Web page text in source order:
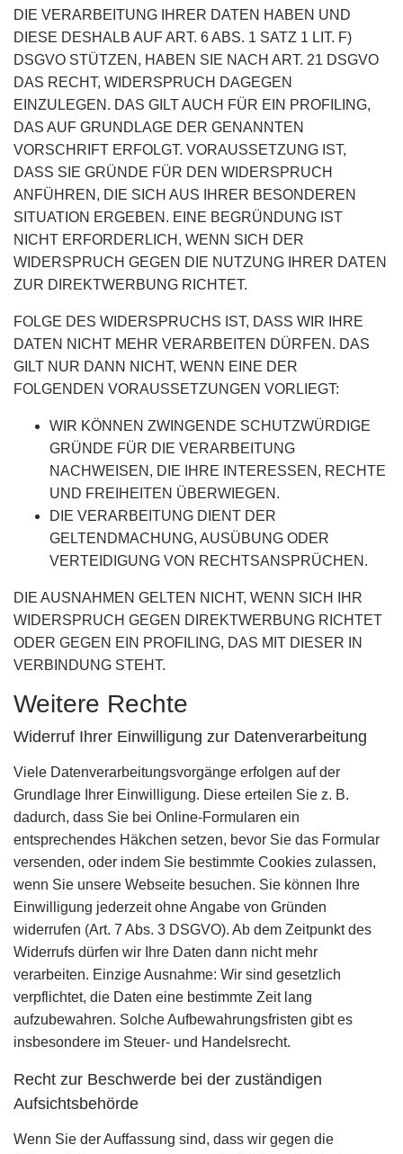
DIE VERARBEITUNG IHRER DATEN HABEN UND
DIESE DESHALB AUF ART. 6 ABS. 1 SATZ 1 LIT. F)
DSGVO STÜTZEN, HABEN SIE NACH ART. 21 DSGVO
DAS RECHT, WIDERSPRUCH DAGEGEN
EINZULEGEN. DAS GILT AUCH FÜR EIN PROFILING,
DAS AUF GRUNDLAGE DER GENANNTEN
VORSCHRIFT ERFOLGT. VORAUSSETZUNG IST,
DASS SIE GRÜNDE FÜR DEN WIDERSPRUCH
ANFÜHREN, DIE SICH AUS IHRER BESONDEREN
SITUATION ERGEBEN. EINE BEGRÜNDUNG IST
NICHT ERFORDERLICH, WENN SICH DER
WIDERSPRUCH GEGEN DIE NUTZUNG IHRER DATEN
ZUR DIREKTWERBUNG RICHTET.
FOLGE DES WIDERSPRUCHS IST, DASS WIR IHRE
DATEN NICHT MEHR VERARBEITEN DÜRFEN. DAS
GILT NUR DANN NICHT, WENN EINE DER
FOLGENDEN VORAUSSETZUNGEN VORLIEGT:
WIR KÖNNEN ZWINGENDE SCHUTZWÜRDIGE
GRÜNDE FÜR DIE VERARBEITUNG
NACHWEISEN, DIE IHRE INTERESSEN, RECHTE
UND FREIHEITEN ÜBERWIEGEN.
DIE VERARBEITUNG DIENT DER
GELTENDMACHUNG, AUSÜBUNG ODER
VERTEIDIGUNG VON RECHTSANSPRÜCHEN.
DIE AUSNAHMEN GELTEN NICHT, WENN SICH IHR
WIDERSPRUCH GEGEN DIREKTWERBUNG RICHTET
ODER GEGEN EIN PROFILING, DAS MIT DIESER IN
VERBINDUNG STEHT.
Weitere Rechte
Widerruf Ihrer Einwilligung zur Datenverarbeitung
Viele Datenverarbeitungsvorgänge erfolgen auf der
Grundlage Ihrer Einwilligung. Diese erteilen Sie z. B.
dadurch, dass Sie bei Online-Formularen ein
entsprechendes Häkchen setzen, bevor Sie das Formular
versenden, oder indem Sie bestimmte Cookies zulassen,
wenn Sie unsere Webseite besuchen. Sie können Ihre
Einwilligung jederzeit ohne Angabe von Gründen
widerrufen (Art. 7 Abs. 3 DSGVO). Ab dem Zeitpunkt des
Widerrufs dürfen wir Ihre Daten dann nicht mehr
verarbeiten. Einzige Ausnahme: Wir sind gesetzlich
verpflichtet, die Daten eine bestimmte Zeit lang
aufzubewahren. Solche Aufbewahrungsfristen gibt es
insbesondere im Steuer- und Handelsrecht.
Recht zur Beschwerde bei der zuständigen
Aufsichtsbehörde
Wenn Sie der Auffassung sind, dass wir gegen die